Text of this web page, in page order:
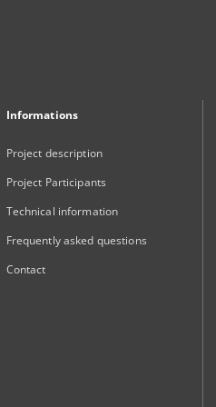
Informations
Project description
Project Participants
Technical information
Frequently asked questions
Contact